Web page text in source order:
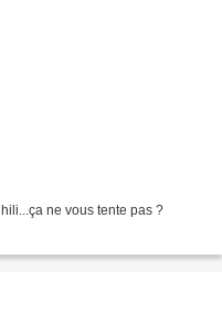
ne vous tente pas ?